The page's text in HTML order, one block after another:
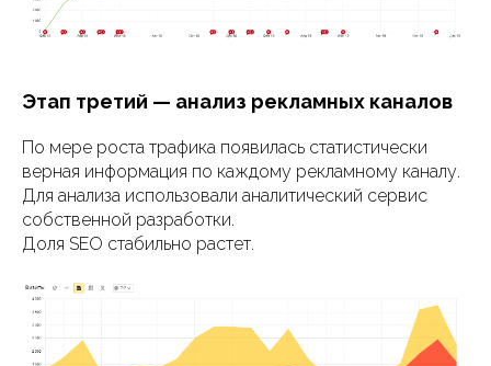
Этап третий — анализ рекламных каналов
По мере роста трафика появилась статистически
верная информация по каждому рекламному каналу.
Для анализа использовали аналитический сервис
собственной разработки.
Доля SEO стабильно растет.